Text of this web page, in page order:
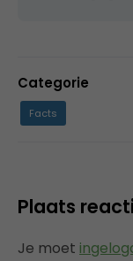
Categorie
Facts
Plaats
Je moet